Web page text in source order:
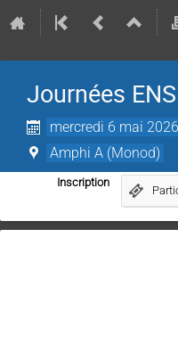
Journées
mercredi 6 mai
Amphi A (Monod)
Inscription